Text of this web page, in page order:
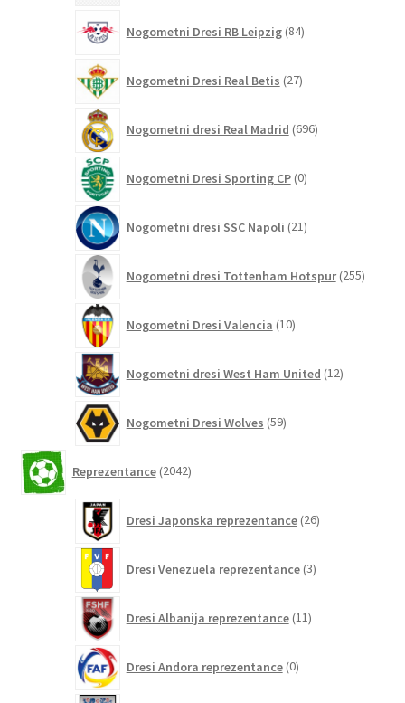
Nogometni Dresi RB Leipzig 84izdelkov
Nogometni Dresi Real Betis 27izdelkov
Nogometni dresi Real Madrid 696izdelkov
Nogometni Dresi Sporting CP 0izdelkov
Nogometni dresi SSC Napoli 21izdelkov
Nogometni dresi Tottenham Hotspur 255
Nogometni Dresi Valencia 10izdelkov
Nogometni dresi West Ham United 12izdelkov
Nogometni Dresi Wolves 59izdelkov
Reprezentance 2042izdelkov
Dresi Japonska reprezentance 26izdelkov
Dresi Venezuela reprezentance 3izdelki
Dresi Albanija reprezentance 11izdelkov
Dresi Andora reprezentance 0izdelkov